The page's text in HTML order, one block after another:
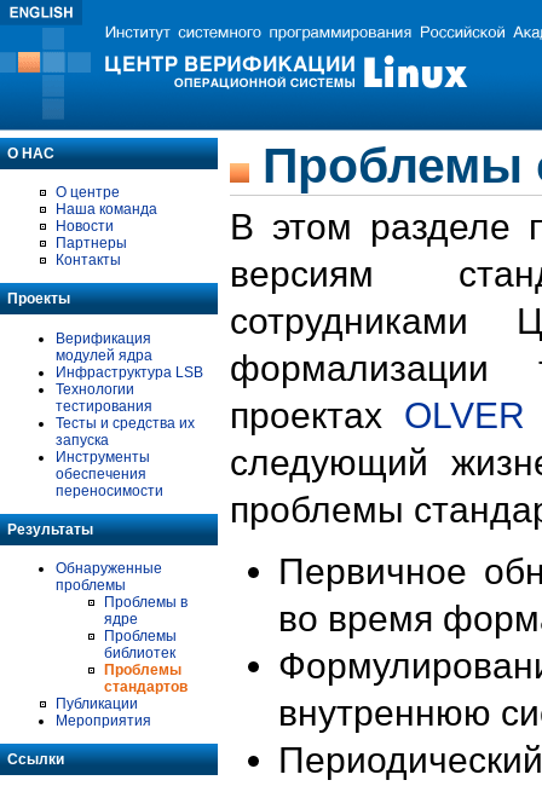
О НАС
О центре
Наша команда
Новости
Партнеры
Контакты
Проекты
Верификация
модулей ядра
Инфраструктура LSB
Технологии
тестирования
Тесты и средства их
запуска
Инструменты
обеспечения
переносимости
Результаты
Обнаруженные
проблемы
Проблемы в
ядре
Проблемы
библиотек
Проблемы
стандартов
Публикации
Мероприятия
Ссылки
Проблемы
В этом разделе
версиям
формализации
проектах OLVER
следующий
проблемы
Первичное
во время
внутреннюю